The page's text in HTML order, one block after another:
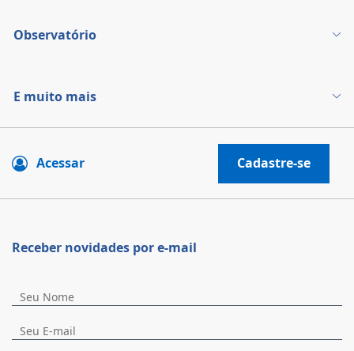
Observatório
E muito mais
Acessar Cadastre-se
Receber novidades por e-mail